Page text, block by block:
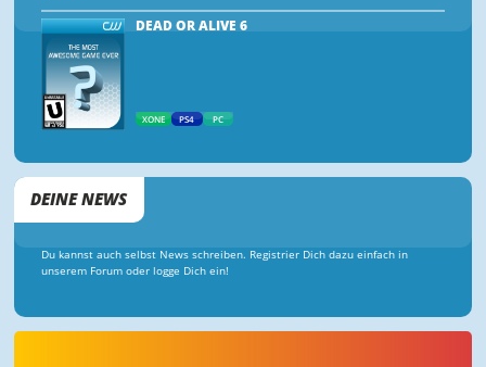
DEAD OR ALIVE 6
XONE PS4 PC
DEINE NEWS
Du kannst auch selbst News schreiben. Registrier Dich dazu einfach in
unserem Forum oder logge Dich ein!